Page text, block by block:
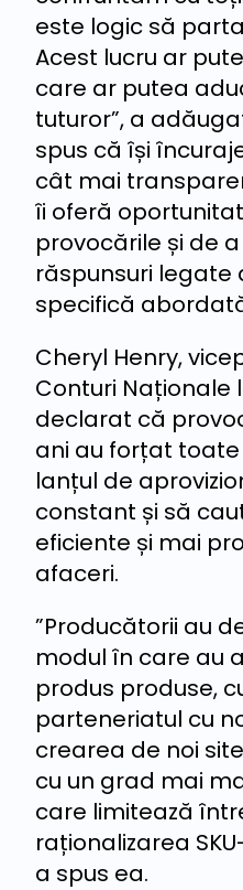
este logic să
Acest lucru ar
care ar putea
tuturor”, a
spus că își
cât mai
îi oferă
provocările și de
răspunsuri legate
specifică
Cheryl Henry,
Conturi Naționale
declarat că
ani au forțat
lanțul de
constant și să
eficiente și mai
afaceri.
”Producătorii au
modul în care au
produs produse,
parteneriatul cu
crearea de noi
cu un grad mai
care limitează
raționalizarea
a spus ea.